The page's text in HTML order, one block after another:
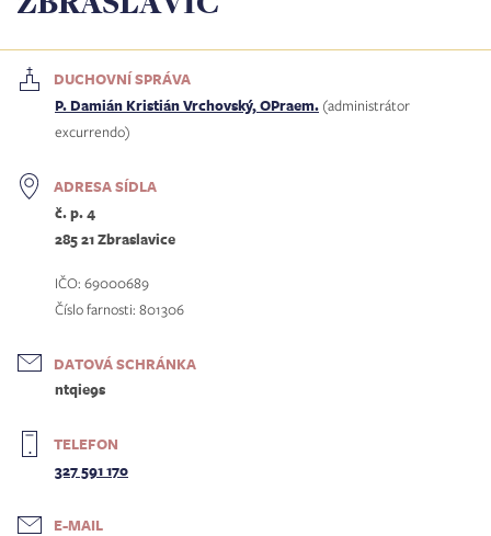
DUCHOVNÍ SPRÁVA
P. Damián Kristián Vrchovský, OPraem. (administrátor
excurrendo)
ADRESA SÍDLA
č. p. 4
285 21 Zbraslavice
IČO: 69000689
Číslo farnosti: 801306
DATOVÁ SCHRÁNKA
ntqie9s
TELEFON
327 591 170
E-MAIL